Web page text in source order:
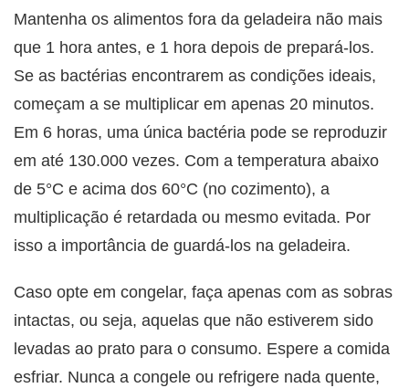
Mantenha os alimentos fora da geladeira não mais
que 1 hora antes, e 1 hora depois de prepará-los.
Se as bactérias encontrarem as condições ideais,
começam a se multiplicar em apenas 20 minutos.
Em 6 horas, uma única bactéria pode se reproduzir
em até 130.000 vezes. Com a temperatura abaixo
de 5°C e acima dos 60°C (no cozimento), a
multiplicação é retardada ou mesmo evitada. Por
isso a importância de guardá-los na geladeira.
Caso opte em congelar, faça apenas com as sobras
intactas, ou seja, aquelas que não estiverem sido
levadas ao prato para o consumo. Espere a comida
esfriar. Nunca a congele ou refrigere nada quente,